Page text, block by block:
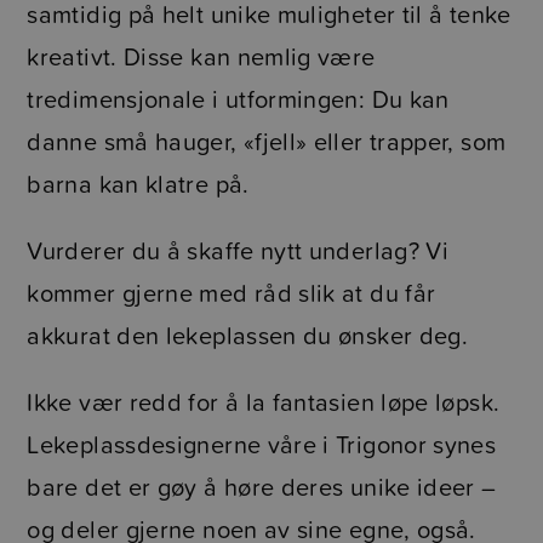
samtidig på helt unike muligheter til å tenke
kreativt. Disse kan nemlig være
tredimensjonale i utformingen: Du kan
danne små hauger, «fjell» eller trapper, som
barna kan klatre på.
Vurderer du å skaffe nytt underlag? Vi
kommer gjerne med råd slik at du får
akkurat den lekeplassen du ønsker deg.
Ikke vær redd for å la fantasien løpe løpsk.
Lekeplassdesignerne våre i Trigonor synes
bare det er gøy å høre deres unike ideer –
og deler gjerne noen av sine egne, også.